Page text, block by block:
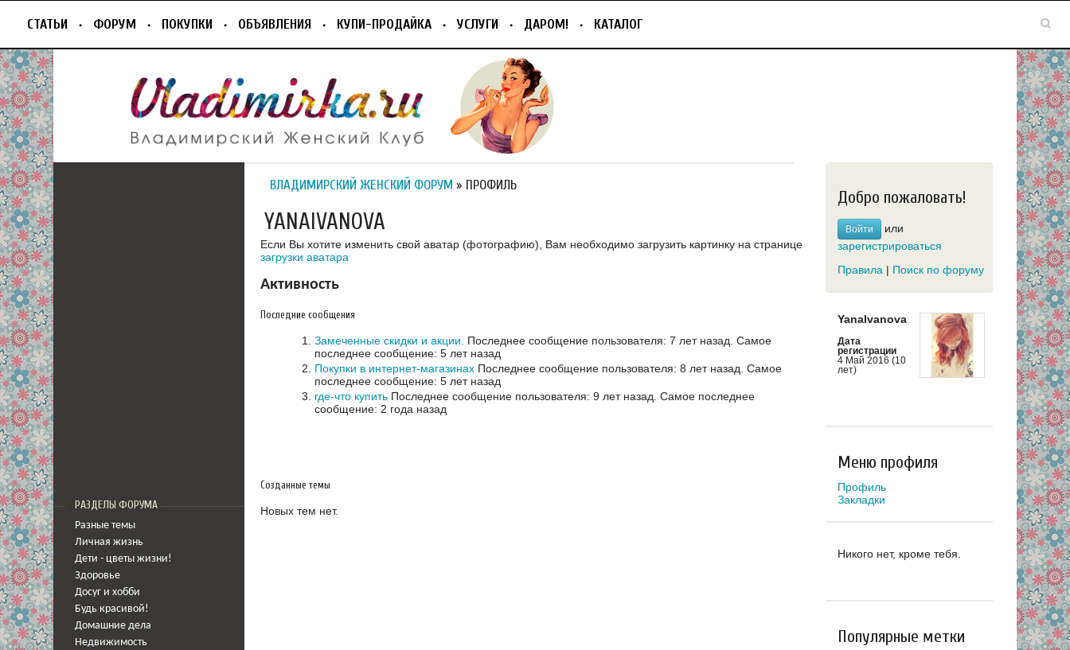
СТАТЬИ ФОРУМ ПОКУПКИ ОБЪЯВЛЕНИЯ КУПИ-ПРОДАЙКА УСЛУГИ ДАРОМ! КАТАЛОГ
РАЗДЕЛЫ ФОРУМА
Разные темы
Личная жизнь
Дети - цветы жизни!
Здоровье
Досуг и хобби
Будь красивой!
Домашние дела
Недвижимость
ВЛАДИМИРСКИЙ ЖЕНСКИЙ ФОРУМ » ПРОФИЛЬ
YANAIVANOVA
Если Вы хотите изменить свой аватар (фотографию), Вам необходимо загрузить картинку на странице
загрузки аватара
Активность
Последние сообщения
Замеченные скидки и акции. Последнее сообщение пользователя: 7 лет назад. Самое
последнее сообщение: 5 лет назад
Покупки в интернет-магазинах Последнее сообщение пользователя: 8 лет назад. Самое
последнее сообщение: 5 лет назад
где-что купить Последнее сообщение пользователя: 9 лет назад. Самое последнее
сообщение: 2 года назад
Созданные темы
Новых тем нет.
Добро пожаловать!
Войти
или
зарегистрироваться
Правила | Поиск по форуму
YanaIvanova
Дата
регистрации
4 Май 2016 (10
лет)
Меню профиля
Профиль
Закладки
Никого нет, кроме тебя.
Популярные метки